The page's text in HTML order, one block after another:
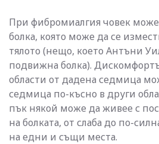
При фибромиалгия човек
болка, която може да се
тялото (нещо, което Антъни
подвижна болка).
области от дадена седмица
седмица по-късно в други
пък някой може да живее с
на болката, от слаба до по-
на едни и същи места.